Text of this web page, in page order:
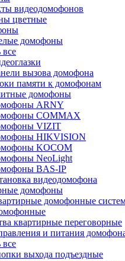
видеодомофонов
цветные
домофоны
все
вызова домофона
памяти к домофонам
домофоны
ARNY
COMMAX
VIZIT
HIKVISION
KOCOM
NeoLight
BAS-IP
видеодомофона
домофоны
домофонные
квартирные переговорные
и питания
все
выхода подъездные